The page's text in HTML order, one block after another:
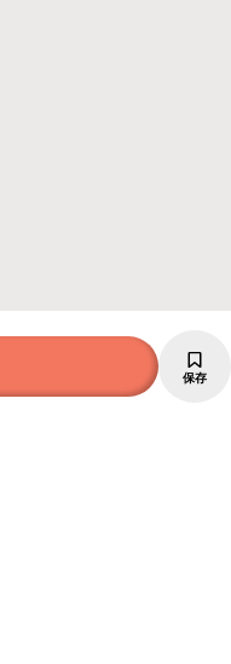
保存